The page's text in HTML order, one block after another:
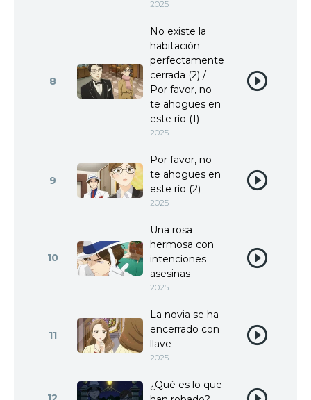
2025
8
No existe la
habitación
perfectamente
cerrada (2) /
Por favor, no
te ahogues en
este río (1)
2025
9
Por favor, no
te ahogues en
este río (2)
2025
10
Una rosa
hermosa con
intenciones
asesinas
2025
11
La novia se ha
encerrado con
llave
2025
¿Qué es lo que